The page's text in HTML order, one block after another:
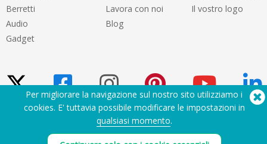
Berretti
Audio
Gadget
Lavora con noi
Blog
Il vostro logo
Hai bisogno di aiuto? Tel:
Copyright © 2026 Flashbay
Per migliorare la navigazione sul nostro sito utilizziamo i
cookies. E' tuttavia possibile modificare le impostazioni in
qualsiasi momento.